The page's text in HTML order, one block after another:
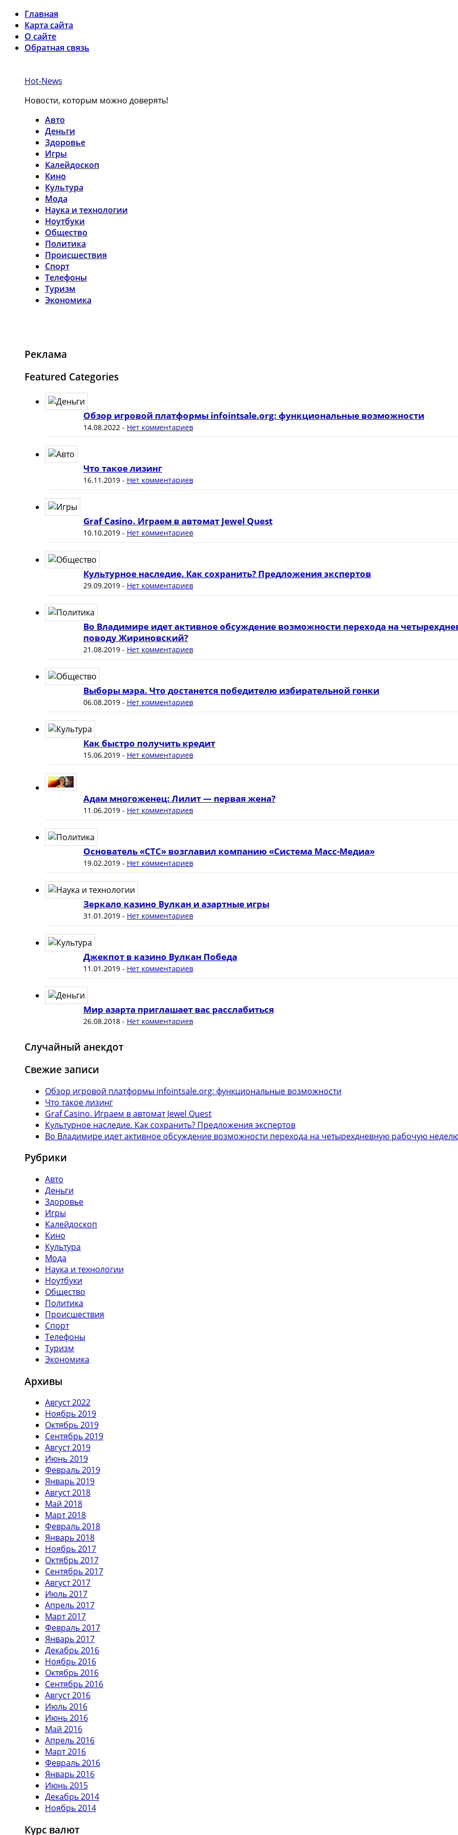
Главная
Карта сайта
О сайте
Обратная связь
Hot-News
Новости, которым можно доверять!
Авто
Деньги
Здоровье
Игры
Калейдоскоп
Кино
Культура
Мода
Наука и технологии
Ноутбуки
Общество
Политика
Происшествия
Спорт
Телефоны
Туризм
Экономика
Реклама
Featured Categories
Обзор игровой платформы infointsale.org: функциональные возможности
14.08.2022 - Нет комментариев
Что такое лизинг
16.11.2019- Нет комментариев
Graf Casino. Играем в автомат Jewel Quest
10.10.2019- Нет комментариев
Культурное наследие. Как сохранить? Предложения экспертов
29.09.2019- Нет комментариев
Во Владимире идет активное обсуждение возможности перехода на
поводу Жириновский?
21.08.2019- Нет комментариев
Выборы мэра. Что достанется победителю избирательной гонки
06.08.2019- Нет комментариев
Как быстро получить кредит
15.06.2019- Нет комментариев
Адам многоженец: Лилит — первая жена?
11.06.2019- Нет комментариев
Основатель «СТС» возглавил компанию «Система Масс-Медиа»
19.02.2019- Нет комментариев
Зеркало казино Вулкан и азартные игры
31.01.2019- Нет комментариев
Джекпот в казино Вулкан Победа
11.01.2019- Нет комментариев
Мир азарта приглашает вас расслабиться
26.08.2018- Нет комментариев
Случайный анекдот
Свежие записи
Обзор игровой платформы infointsale.org: функциональные возможности
Что такое лизинг
Graf Casino. Играем в автомат Jewel Quest
Культурное наследие. Как сохранить? Предложения экспертов
Во Владимире идет активное обсуждение возможности перехода на четырехдневную рабочую
Рубрики
Авто
Деньги
Здоровье
Игры
Калейдоскоп
Кино
Культура
Мода
Наука и технологии
Ноутбуки
Общество
Политика
Происшествия
Спорт
Телефоны
Туризм
Экономика
Архивы
Август 2022
Ноябрь 2019
Октябрь 2019
Сентябрь 2019
Август 2019
Июнь 2019
Февраль 2019
Январь 2019
Август 2018
Май 2018
Март 2018
Февраль 2018
Январь 2018
Ноябрь 2017
Октябрь 2017
Сентябрь 2017
Август 2017
Июль 2017
Апрель 2017
Март 2017
Февраль 2017
Январь 2017
Декабрь 2016
Ноябрь 2016
Октябрь 2016
Сентябрь 2016
Август 2016
Июль 2016
Июнь 2016
Май 2016
Апрель 2016
Март 2016
Февраль 2016
Январь 2016
Июнь 2015
Декабрь 2014
Ноябрь 2014
Курс валют